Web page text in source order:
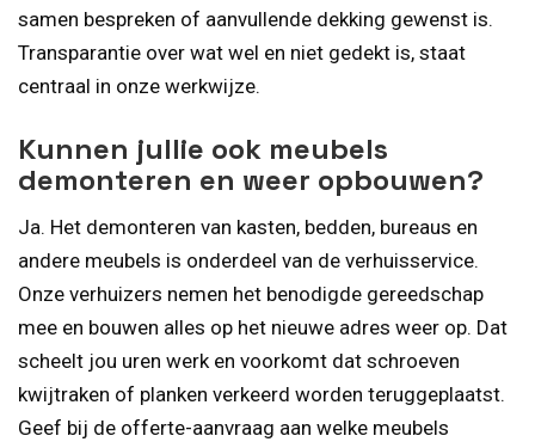
samen bespreken of aanvullende dekking gewenst is.
Transparantie over wat wel en niet gedekt is, staat
centraal in onze werkwijze.
Kunnen jullie ook meubels
demonteren en weer opbouwen?
Ja. Het demonteren van kasten, bedden, bureaus en
andere meubels is onderdeel van de verhuisservice.
Onze verhuizers nemen het benodigde gereedschap
mee en bouwen alles op het nieuwe adres weer op. Dat
scheelt jou uren werk en voorkomt dat schroeven
kwijtraken of planken verkeerd worden teruggeplaatst.
Geef bij de offerte-aanvraag aan welke meubels